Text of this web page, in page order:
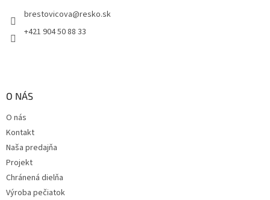
brestovicova@resko.sk
+421 904 50 88 33
O NÁS
O nás
Kontakt
Naša predajňa
Projekt
Chránená dielňa
Výroba pečiatok